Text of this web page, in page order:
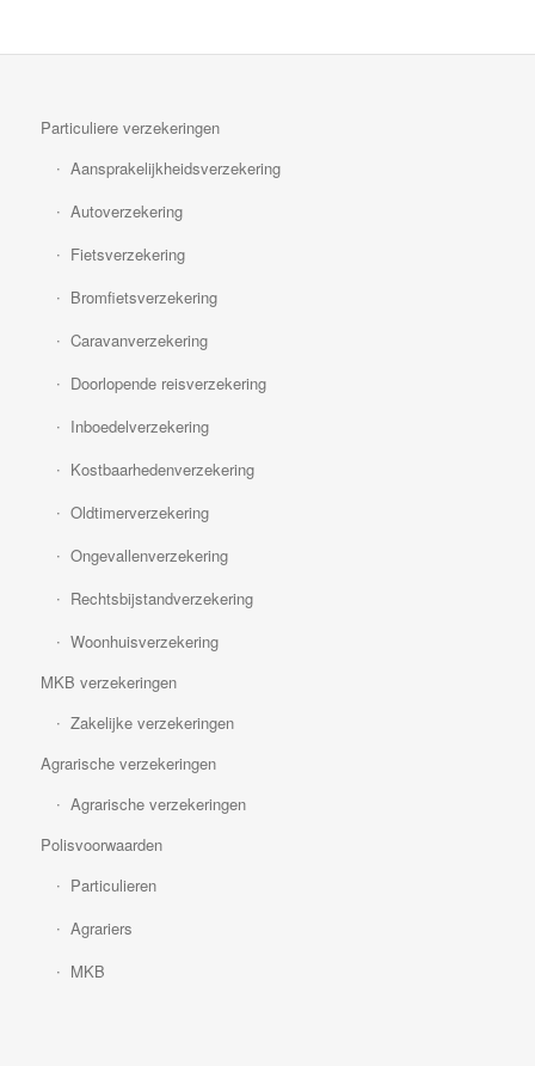
Particuliere verzekeringen
Aansprakelijkheidsverzekering
Autoverzekering
Fietsverzekering
Bromfietsverzekering
Caravanverzekering
Doorlopende reisverzekering
Inboedelverzekering
Kostbaarhedenverzekering
Oldtimerverzekering
Ongevallenverzekering
Rechtsbijstandverzekering
Woonhuisverzekering
MKB verzekeringen
Zakelijke verzekeringen
Agrarische verzekeringen
Agrarische verzekeringen
Polisvoorwaarden
Particulieren
Agrariers
MKB